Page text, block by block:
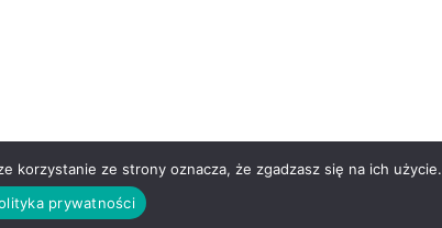
korzystanie ze strony oznacza, że zgadzasz się na ich użycie.
prywatności